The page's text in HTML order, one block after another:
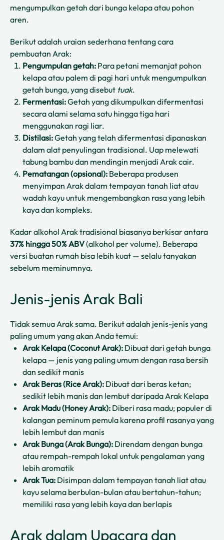
mengumpulkan getah dari bunga kelapa atau pohon
aren.
Berikut adalah uraian sederhana tentang cara
pembuatan Arak:
Pengumpulan getah: Para petani memanjat pohon
kelapa atau palem di pagi hari untuk mengumpulkan
getah bunga, yang disebut tuak.
Fermentasi:Getah yang dikumpulkan difermentasi
secara alami selama satu hingga tiga hari
menggunakan ragi liar.
Distilasi:Getah yang telah difermentasi dipanaskan
dalam alat penyulingan tradisional. Uap melewati
tabung bambu dan mendingin menjadi Arak cair.
Pematangan (opsional): Beberapa produsen
menyimpan Arak dalam tempayan tanah liat atau
wadah kayu untuk mengembangkan rasa yang lebih
kaya dan kompleks.
Kadar alkohol Arak tradisional biasanya berkisar antara
37% hingga 50% ABV(alkohol per volume). Beberapa
versi buatan rumah bisa lebih kuat — selalu tanyakan
sebelum meminumnya.
Jenis-jenis Arak Bali
Tidak semua Arak sama. Berikut adalah jenis-jenis yang
paling umum yang akan Anda temui:
Arak Kelapa (Coconut Arak): Dibuat dari getah bunga
kelapa — jenis yang paling umum dengan rasa bersih
dan sedikit manis
Arak Beras (Rice Arak): Dibuat dari beras ketan;
sedikit lebih manis dan lembut daripada Arak Kelapa
Arak Madu (Honey Arak): Diberi rasa madu; populer di
kalangan peminum pemula karena profil rasanya yang
lebih lembut dan manis
Arak Bunga (Arak Bunga): Direndam dengan bunga
atau rempah-rempah lokal untuk pengalaman yang
lebih aromatik
Arak Tua: Disimpan dalam tempayan tanah liat atau
kayu selama berbulan-bulan atau bertahun-tahun;
memiliki rasa yang lebih kaya dan berlapis
Arak dalam Upacara dan